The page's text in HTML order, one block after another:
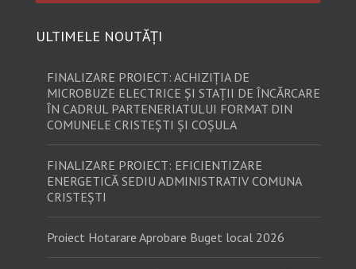
ULTIMELE NOUTĂȚI
FINALIZARE PROIECT: ACHIZIȚIA DE
MICROBUZE ELECTRICE ȘI STAȚII DE ÎNCĂRCARE
ÎN CADRUL PARTENERIATULUI FORMAT DIN
COMUNELE CRISTEȘTI ȘI COȘULA
FINALIZARE PROIECT: EFICIENTIZARE
ENERGETICĂ SEDIU ADMINISTRATIV COMUNA
CRISTEȘTI
Proiect Hotarare Aprobare Buget local 2026